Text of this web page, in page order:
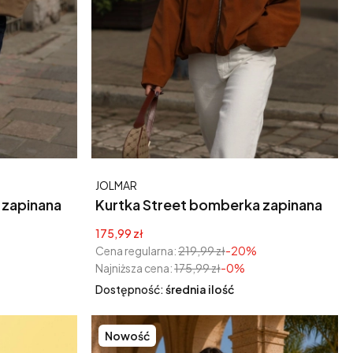
Kurtka Street bomberka zapinana
Producent
JOLMAR
Cena promocyjna
175,99 zł
Cena regularna:219,99 zł-20%
Najniższa cena:175,99 zł-0%
Dostępność: średnia ilość
Nowość